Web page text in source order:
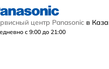
центр Panasonic в
с 9:00 до 21:00